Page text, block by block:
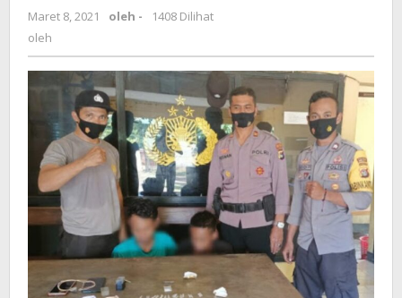
Maret 8, 2021 oleh -
1408 Dilihat
oleh